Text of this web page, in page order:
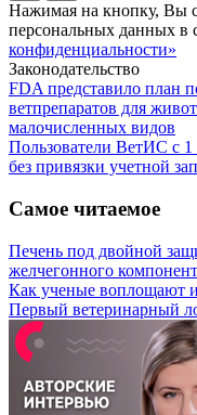
Нажимая на кнопку, Вы
персональных данных в
конфиденциальности»
Законодательство
FDA представило план
ветпрепаратов для
малочисленных видов
Пользователи ВетИС с
без привязки учетной
Самое читаемое
Печень под двойной
желчегонного
Как ученые воплощают
Первый ветеринарный